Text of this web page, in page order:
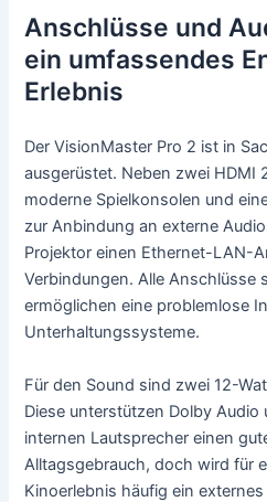
Anschlüsse und
ein umfassendes
Erlebnis
Der VisionMaster Pro 2 ist in
ausgerüstet. Neben zwei HDMI
moderne Spielkonsolen und
zur Anbindung an externe
Projektor einen Ethernet-LAN-
Verbindungen. Alle Anschlüsse
ermöglichen eine problemlose
Unterhaltungssysteme.
Für den Sound sind zwei 12-
Diese unterstützen Dolby Audio
internen Lautsprecher einen
Alltagsgebrauch, doch wird für
Kinoerlebnis häufig ein